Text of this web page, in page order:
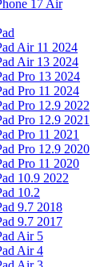
17 Air
Air 11 2024
Air 13 2024
Pro 13 2024
Pro 11 2024
Pro 12.9 2022
Pro 12.9 2021
Pro 11 2021
Pro 12.9 2020
Pro 11 2020
10.9 2022
10.2
9.7 2018
9.7 2017
Air 5
Air 4